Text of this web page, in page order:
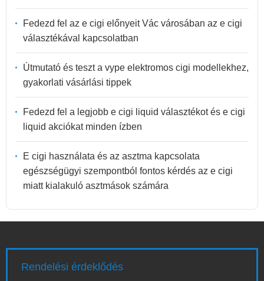
Fedezd fel az e cigi előnyeit Vác városában az e cigi
választékával kapcsolatban
Útmutató és teszt a vype elektromos cigi modellekhez,
gyakorlati vásárlási tippek
Fedezd fel a legjobb e cigi liquid választékot és e cigi
liquid akciókat minden ízben
E cigi használata és az asztma kapcsolata
egészségügyi szempontból fontos kérdés az e cigi
miatt kialakuló asztmások számára
Rendelési érdeklődés